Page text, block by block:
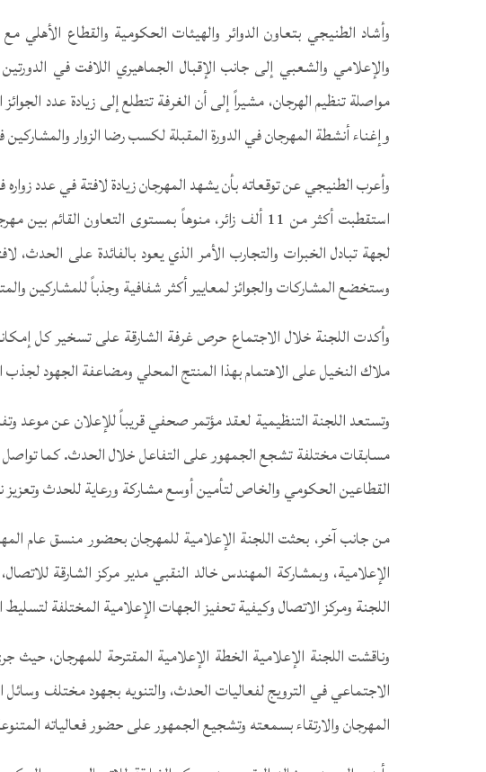
وأشاد الطنيجي بتعاون الدوائر والهيئات الحكومية والقطاع الأهلي
والإعلامي والشعبي إلى جانب الإقبال الجماهيري اللافت في
مواصلة تنظيم الهرجان، مشيراً إلى أن الغرفة تتطلع إلى زيادة عدد
وإغناء أنشطة المهرجان في الدورة المقبلة لكسب رضا الزوار
وأعرب الطنيجي عن توقعاته بأن يشهد المهرجان زيادة لافتة في عدد زواره
استقطبت أكثر من 11 ألف زائر، منوهاً بمستوى التعاون
لجهة تبادل الخبرات والتجارب الأمر الذي يعود بالفائدة على
وستخضع المشاركات والجوائز لمعايير أكثر شفافية وجذباً للمشاركين
وأكدت اللجنة خلال الاجتماع حرص غرفة الشارقة على تسخير كل
ملاك النخيل على الاهتمام بهذا المنتج المحلي ومضاعفة الجهود لجذب
وتستعد اللجنة التنظيمية لعقد مؤتمر صحفي قريباً للإعلان عن موعد
مسابقات مختلفة تشجع الجمهور على التفاعل خلال الحدث. كما
القطاعين الحكومي والخاص لتأمين أوسع مشاركة ورعاية للحدث وتعزيز
من جانب آخر، بحثت اللجنة الإعلامية للمهرجان بحضور منسق عام
الإعلامية، وبمشاركة المهندس خالد النقبي مدير مركز الشارقة
اللجنة ومركز الاتصال وكيفية تحفيز الجهات الإعلامية المختلفة
وناقشت اللجنة الإعلامية الخطة الإعلامية المقترحة للمهرجان،
الاجتماعي في الترويج لفعاليات الحدث، والتنويه بجهود مختلف وسائل
المهرجان والارتقاء بسمعته وتشجيع الجمهور على حضور فعالياته